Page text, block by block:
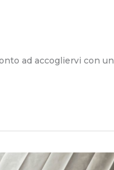
ad accogliervi con un